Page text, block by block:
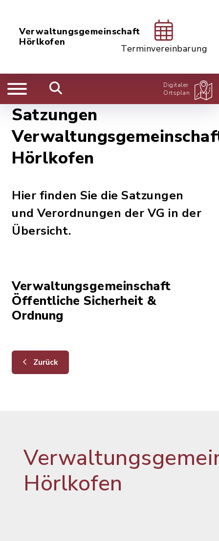
Verwaltungsgemeinschaft
Hörlkofen
Terminvereinbarung
Digitaler
Ortsplan
Satzungen
Hörlkofen
Hier finden Sie die Satzungen
und Verordnungen der VG in der
Übersicht.
Verwaltungsgemeinschaft
Öffentliche Sicherheit &
Ordnung
Zurück
Hörlkofen